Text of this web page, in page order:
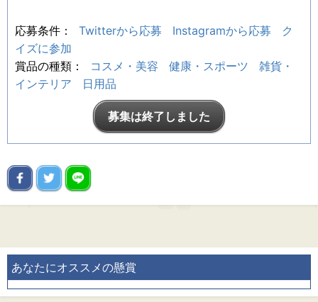
応募条件： Twitterから応募 Instagramから応募
ク
イズに参加
賞品の種類：
コスメ・美容 健康・スポーツ
雑貨・
インテリア
日用品
募集は終了しました
あなたにオススメの懸賞